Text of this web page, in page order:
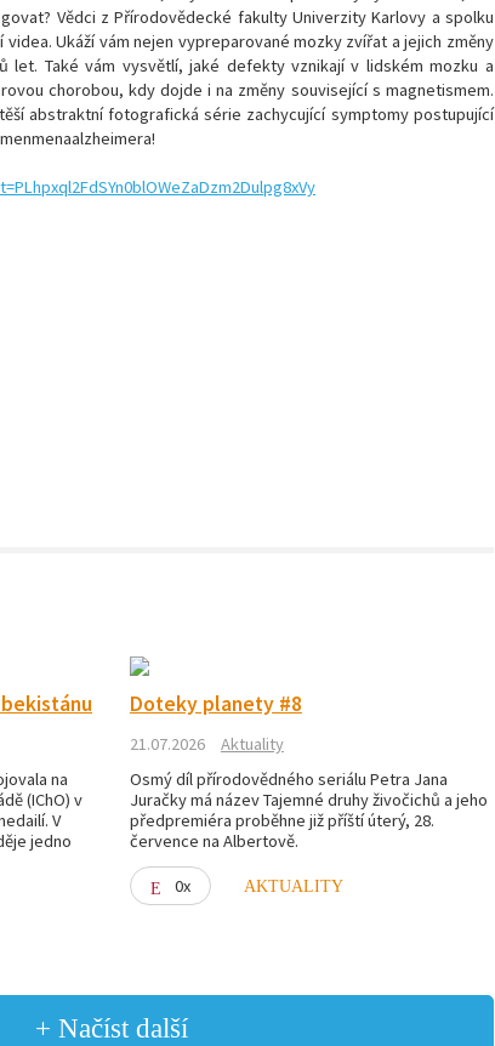
Vědci z Přírodovědecké fakulty Univerzity Karlovy a spolku
Ukáží vám nejen vypreparované mozky zvířat a jejich změny
let. Také vám vysvětlí, jaké defekty vznikají v lidském mozku a
chorobou, kdy dojde i na změny související s magnetismem.
abstraktní fotografická série zachycující symptomy postupující
!
na
(IChO) v
V
jedno
Doteky planety #8
21.07.2026
Aktuality
Osmý díl přírodovědného seriálu Petra Jana
Juračky má název Tajemné druhy živočichů a jeho
předpremiéra proběhne již příští úterý, 28.
července na Albertově.
0x AKTUALITY
+ Načíst další